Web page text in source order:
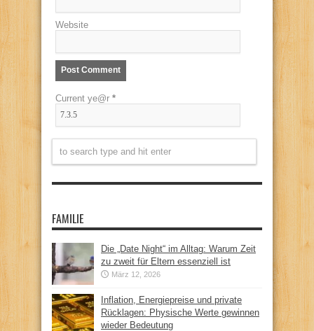
Website
Current ye@r *
FAMILIE
Die „Date Night“ im Alltag: Warum Zeit
zu zweit für Eltern essenziell ist
März 12, 2026
Inflation, Energiepreise und private
Rücklagen: Physische Werte gewinnen
wieder Bedeutung